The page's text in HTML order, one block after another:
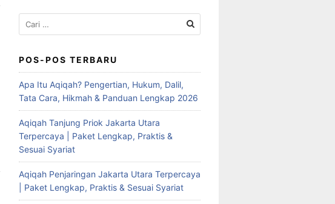
Cari
untuk:
POS-POS TERBARU
Apa Itu Aqiqah? Pengertian, Hukum, Dalil,
Tata Cara, Hikmah & Panduan Lengkap 2026
Aqiqah Tanjung Priok Jakarta Utara
Terpercaya | Paket Lengkap, Praktis &
Sesuai Syariat
Aqiqah Penjaringan Jakarta Utara Terpercaya
| Paket Lengkap, Praktis & Sesuai Syariat